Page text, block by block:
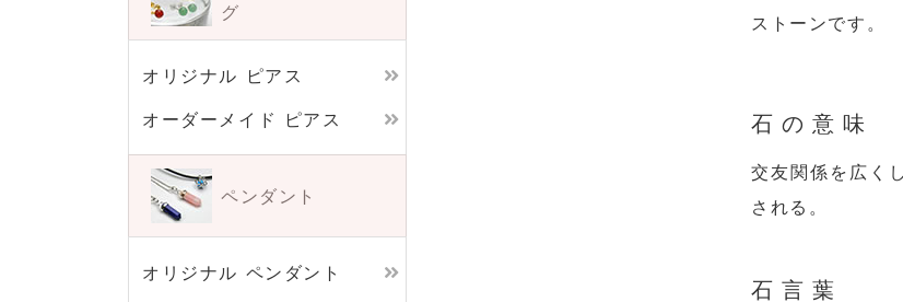
ストーンです。
石の意味
交友関係を広く
される。
石言葉
グ
オリジナル ピアス
オーダーメイド ピアス
ペンダント
オリジナル ペンダント